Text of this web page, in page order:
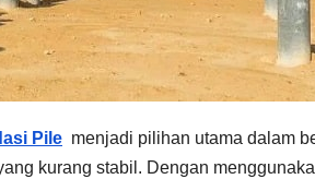
Pile menjadi pilihan utama dalam
kurang stabil. Dengan